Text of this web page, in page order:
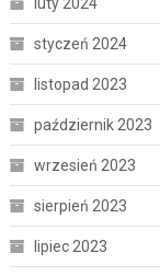
styczeń 2024
listopad 2023
październik 2023
wrzesień 2023
sierpień 2023
lipiec 2023